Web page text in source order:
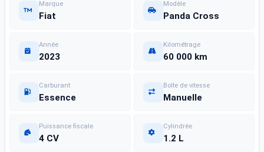
Marque
Fiat
Modèle
Panda Cross
Année
2023
Kilométrage
60 000 km
Carburant
Essence
Boîte de vitesse
Manuelle
Puissance fiscale
4 CV
Cylindrée
1.2 L